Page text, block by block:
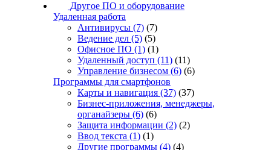
Другое ПО и оборудование
Удаленная работа
Антивирусы (7) (7)
Ведение дел (5) (5)
Офисное ПО (1) (1)
Удаленный доступ (11) (11)
Управление бизнесом (6) (6)
Программы для смартфонов
Карты и навигация (37) (37)
Бизнес-приложения, менеджеры,
органайзеры (6) (6)
Защита информации (2) (2)
Ввод текста (1) (1)
Другие программы (4) (4)